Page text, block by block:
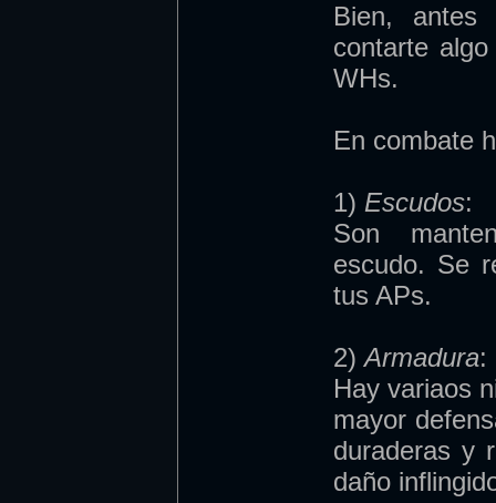
Bien, antes
contarte
WHs.
En combate
1) Escudos:
Son
escudo. Se
tus APs.
2)Armadura:
Hay variaos
mayor
duraderas y
daño